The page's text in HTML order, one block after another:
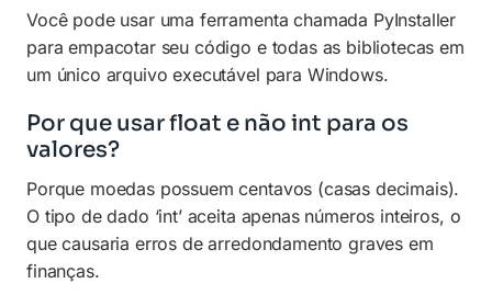
Você pode usar uma ferramenta chamada PyInstaller
para empacotar seu código e todas as bibliotecas em
um único arquivo executável para Windows.
Por que usar float e não int para os
valores?
Porque moedas possuem centavos (casas decimais).
O tipo de dado ‘int’ aceita apenas números inteiros, o
que causaria erros de arredondamento graves em
finanças.